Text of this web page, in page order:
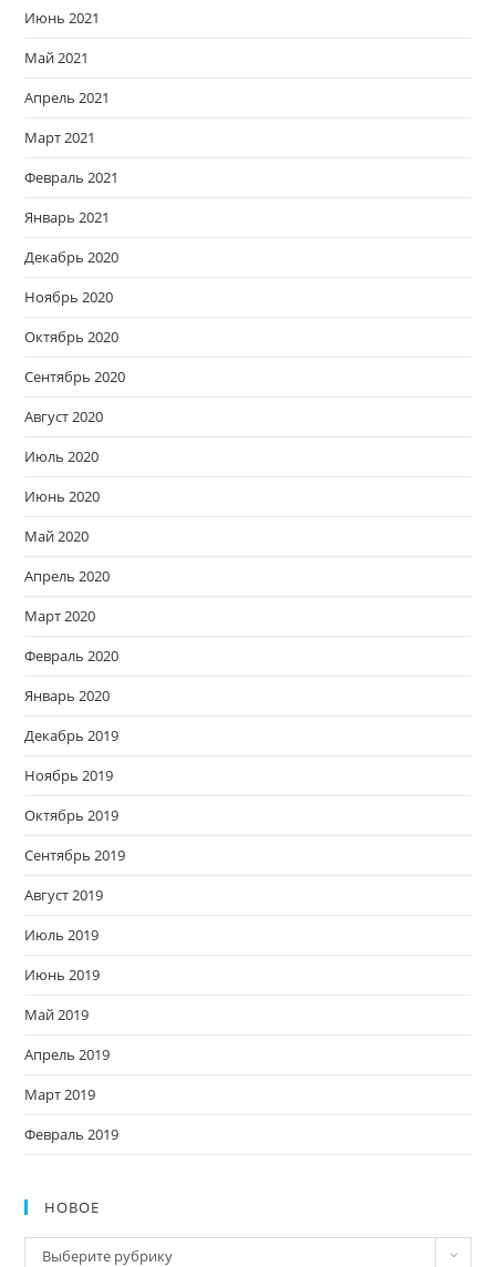
Июнь 2021
Май 2021
Апрель 2021
Март 2021
Февраль 2021
Январь 2021
Декабрь 2020
Ноябрь 2020
Октябрь 2020
Сентябрь 2020
Август 2020
Июль 2020
Июнь 2020
Май 2020
Апрель 2020
Март 2020
Февраль 2020
Январь 2020
Декабрь 2019
Ноябрь 2019
Октябрь 2019
Сентябрь 2019
Август 2019
Июль 2019
Июнь 2019
Май 2019
Апрель 2019
Март 2019
Февраль 2019
НОВОЕ
Новое
Выберите рубрику